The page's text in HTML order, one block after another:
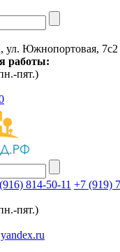
ул. Южнопортовая, 7с2
работы:
пят.)
814-50-11 +7 (919)
пят.)